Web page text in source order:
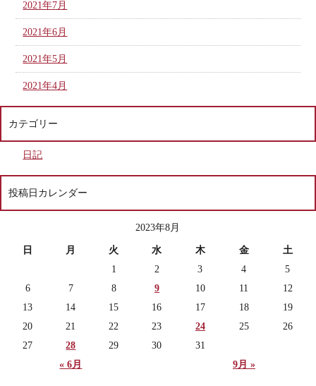
2021年7月
2021年6月
2021年5月
2021年4月
カテゴリー
日記
投稿日カレンダー
2023年8月
日 月 火 水 木 金 土
« 6月 9月 »
1 2 3 4
5
6
7 8 9 10 11
12
13
14 15 16 17 18
19
20
21 22 23 24 25
26
27
28 29 30 31